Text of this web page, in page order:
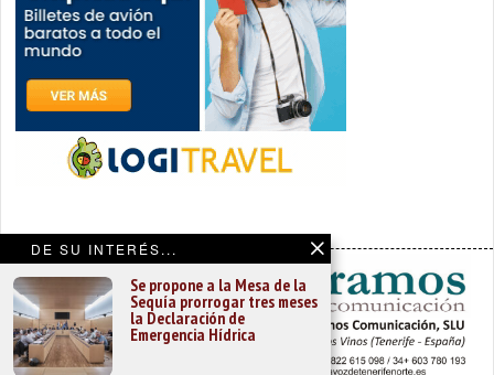
DE SU INTERÉS...
Se propone a la Mesa de la
Sequía prorrogar tres meses
la Declaración de
Emergencia Hídrica